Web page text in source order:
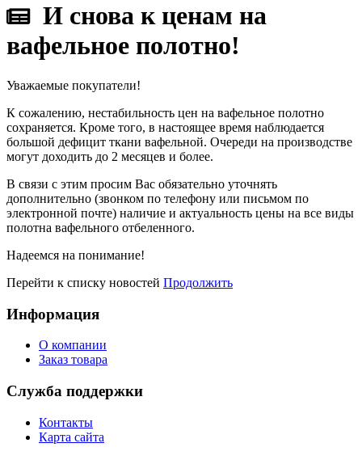
И снова к ценам на
вафельное полотно!
Уважаемые покупатели!
К сожалению, нестабильность цен на вафельное полотно
сохраняется. Кроме того, в настоящее время наблюдается
большой дефицит ткани вафельной. Очереди на производстве
могут доходить до 2 месяцев и более.
В связи с этим просим Вас обязательно уточнять
дополнительно (звонком по телефону или письмом по
электронной почте) наличие и актуальность цены на все виды
полотна вафельного отбеленного.
Надеемся на понимание!
Перейти к списку новостей Продолжить
Информация
О компании
Заказ товара
Служба поддержки
Контакты
Карта сайта